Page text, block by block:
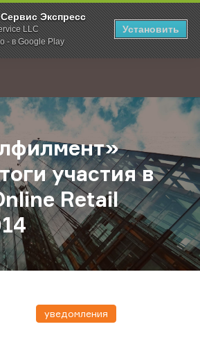
Экспресс
LLC
- в Google Play
Установить
Новости «КСЭ-фулфилмент» подвел итоги
участия в
Retail
уведомления